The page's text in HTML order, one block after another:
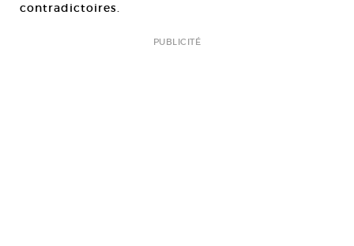
contradictoires.
PUBLICITÉ